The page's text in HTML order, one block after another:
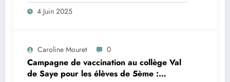
4 Juin 2025
Caroline Mouret 0
Campagne de vaccination au collège Val
de Saye pour les élèves de 5ème :